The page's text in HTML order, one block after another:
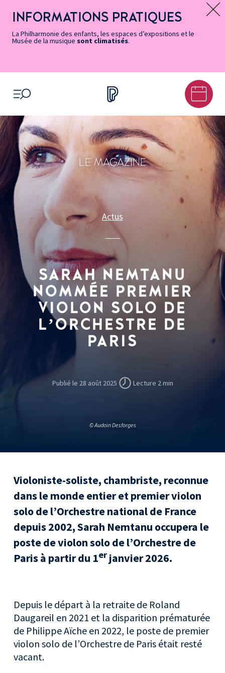
page
Accessibilité
accès
rapides
principal
contenu
principal
page
Message d’information
INFORMATIONS PRATIQUES
La Philharmonie des enfants, les espaces d’expositions et le
Musée de la musique sont climatisés.
OUVRIR LE MENU
LE MAGAZINE
Actus
SARAH NEMTANU
NOMMÉE PREMIER
VIOLON SOLO DE
L’ORCHESTRE DE
PARIS
Publié le 28 août 2025 Lecture 2 min
© Audoin Desforges
Violoniste-soliste, chambriste, reconnue
dans le monde entier et premier violon
solo de l’Orchestre national de France
depuis 2002, Sarah Nemtanu occupera le
poste de violon solo de l’Orchestre de
Paris à partir du 1er janvier 2026.
Depuis le départ à la retraite de Roland
Daugareil en 2021 et la disparition prématurée
de Philippe Aïche en 2022, le poste de premier
violon solo de l’Orchestre de Paris était resté
vacant.